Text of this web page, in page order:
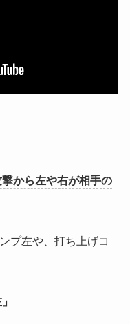
から左や右が相手の
プ左や、打ち上げコ